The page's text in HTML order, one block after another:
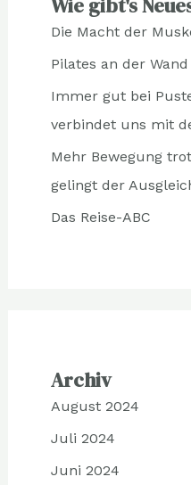
Wie gibt's
Die Macht der
Pilates an der
Immer gut bei
verbindet uns mit
Mehr Bewegung
gelingt der
Das Reise-ABC
Archiv
August 2024
Juli 2024
Juni 2024